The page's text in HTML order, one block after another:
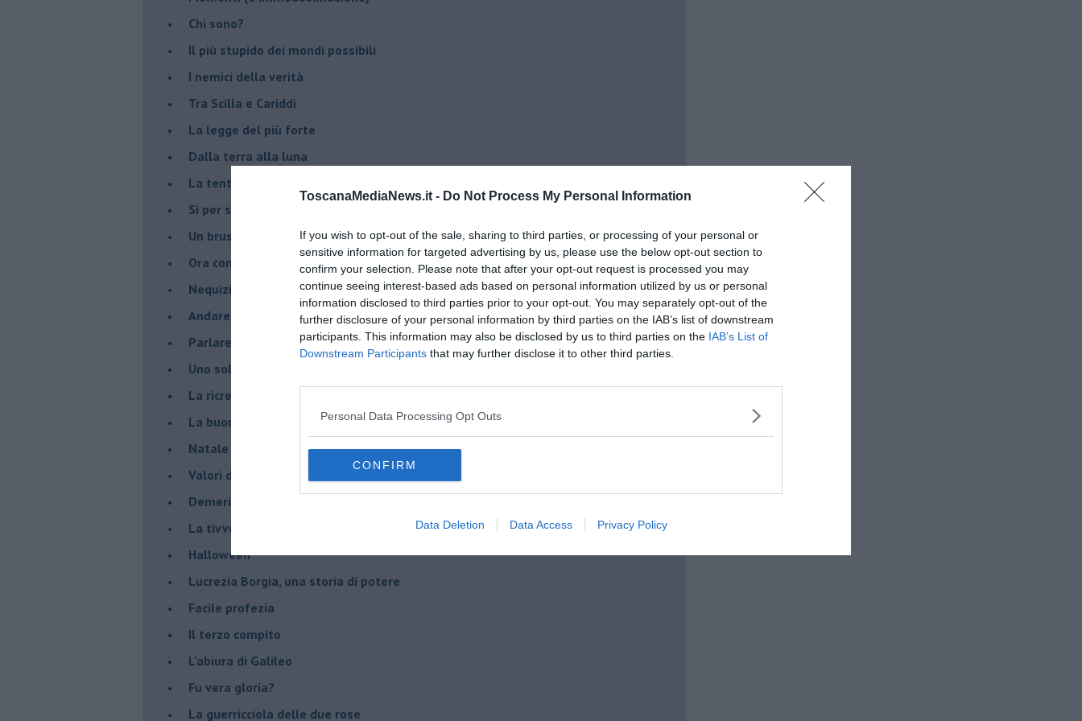
ToscanaMediaNews.it - Do Not Process My Personal Information
If you wish to opt-out of the sale, sharing to third parties, or processing of your personal or
sensitive information for targeted advertising by us, please use the below opt-out section to
confirm your selection. Please note that after your opt-out request is processed you may
continue seeing interest-based ads based on personal information utilized by us or personal
information disclosed to third parties prior to your opt-out. You may separately opt-out of the
further disclosure of your personal information by third parties on the IAB’s list of downstream
participants. This information may also be disclosed by us to third parties on the IAB’s List of
Downstream Participants that may further disclose it to other third parties.
Personal Data Processing Opt Outs
CONFIRM
Data Deletion Data Access Privacy Policy
Chi sono?
Il più stupido dei mondi possibili
I nemici della verità
Tra Scilla e Cariddi
La legge del più forte
Dalla terra alla luna
La tentazione
​Sì per sempre? O no al momento?
Un brusco risveglio
Ora come allora
Nequizia
Andare oltre lo specchio
Parlare con la televisione
Uno solo al comando?
La ricreazione è finita
La buona notizia
Natale con l'elmetto
Valori dubbi miti fasulli
Demeritocrazia
La tivvù pallonara
Halloween
​Lucrezia Borgia, una storia di potere
Facile profezia
Il terzo compito
L'abiura di Galileo
Fu vera gloria?
La guerricciola delle due rose